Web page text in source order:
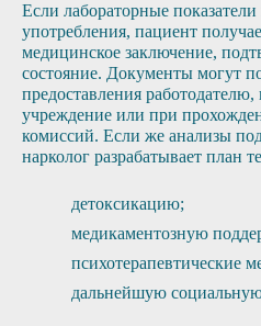
Если лабораторные
употребления, пациент
медицинское заключение,
состояние. Документы могут
предоставления работодателю,
учреждение или при
комиссий. Если же анализы
нарколог разрабатывает план
детоксикацию;
медикаментозную
психотерапевтические
дальнейшую